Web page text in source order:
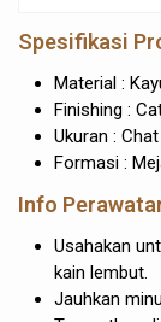
Spesifikasi
Material :
Finishing :
Ukuran :
Formasi :
Info
Usahakan
kain lembut.
Jauhkan